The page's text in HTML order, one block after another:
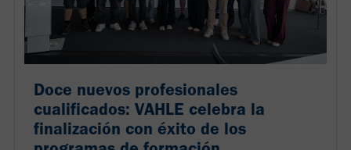
Doce nuevos profesionales
cualificados: VAHLE celebra la
finalización con éxito de los